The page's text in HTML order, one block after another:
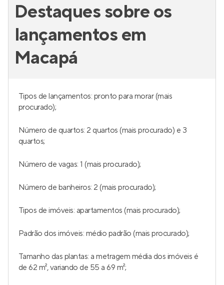
Destaques sobre os
lançamentos em
Macapá
Tipos de lançamentos: pronto para morar (mais
procurado);
Número de quartos: 2 quartos (mais procurado) e 3
quartos;
Número de vagas: 1 (mais procurado);
Número de banheiros: 2 (mais procurado);
Tipos de imóveis: apartamentos (mais procurado);
Padrão dos imóveis: médio padrão (mais procurado);
Tamanho das plantas: a metragem média dos imóveis é
de 62 m², variando de 55 a 69 m²;